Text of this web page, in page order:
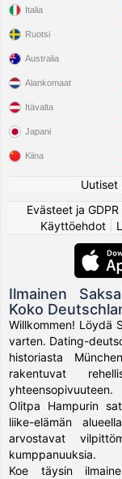
Italia
Ruotsi
Australia
Alankomaat
Itävalta
Japani
Kiina
Uutiset
Evästeet ja GDPR
Käyttöehdot
Ilmainen
Koko
Willkommen! Löydä
varten. Dating-
historiasta
rakentuvat
yhteensopivuuteen.
Olitpa Hampurin
liike-elämän
arvostavat
kumppanuuksia.
Koe täysin